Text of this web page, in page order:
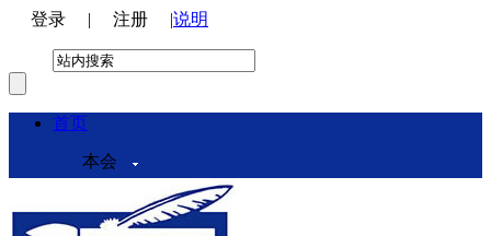
登录 | 注册 |说明
首页
本会
本会介绍
领导机构